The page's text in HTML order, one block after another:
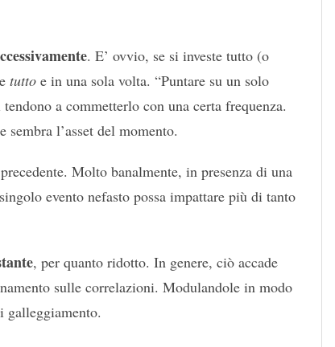
. E’ ovvio, se si investe tutto (o
tutto e in una sola volta. “Puntare su un solo
a commetterlo con una certa frequenza.
l’asset del momento.
Molto banalmente, in presenza di una
evento nefasto possa impattare più di tanto
, per quanto ridotto. In genere, ciò accade
sulle correlazioni. Modulandole in modo
galleggiamento.